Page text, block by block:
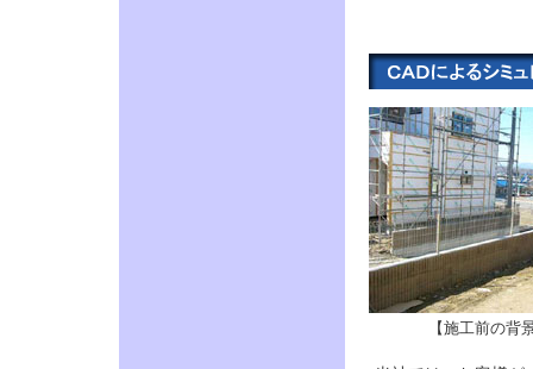
【施工前の背